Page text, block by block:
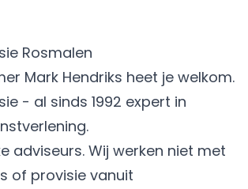
Rosmalen
Mark Hendriks heet je welkom.
- al sinds 1992 expert in
adviseurs. Wij werken niet met
of provisie vanuit